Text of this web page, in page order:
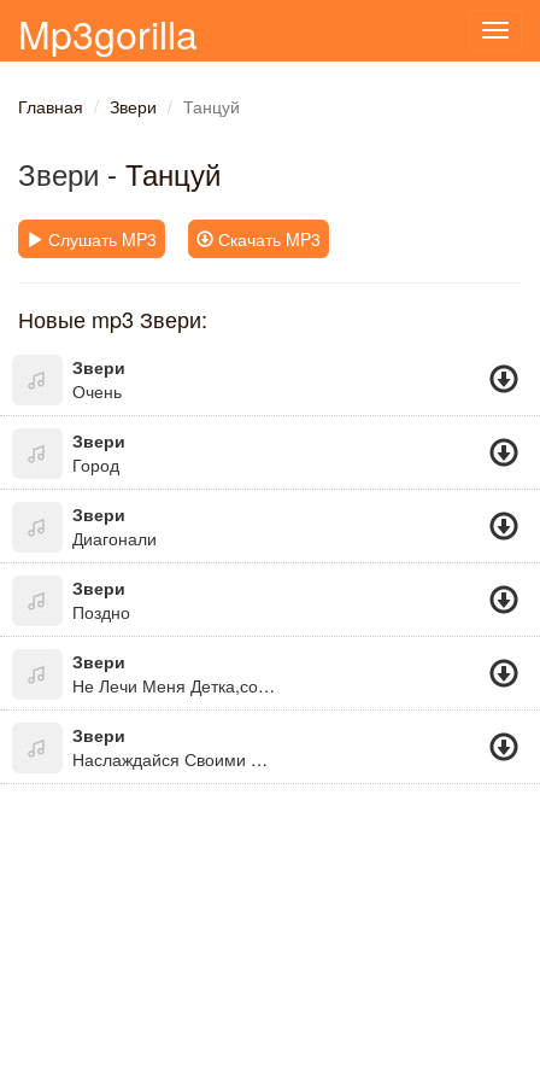
Mp3gorilla
Главная Звери Танцуй
Звери - Танцуй
Слушать MP3 Скачать MP3
Новые mp3 Звери:
Звери
Очень
Звери
Город
Звери
Диагонали
Звери
Поздно
Звери
Не Лечи Меня Детка,советами,расскажи,что Ты-Самая
Звери
Наслаждайся Своими Победами...